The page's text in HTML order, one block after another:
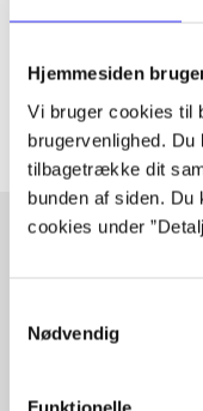
Hjemmesiden
Vi bruger cookies til
brugervenlighed.
tilbagetrække dit
bunden af siden.
cookies under
Nødvendig
Funktionelle
Artiklerne i handler
Fra